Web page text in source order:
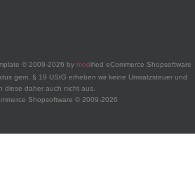
© 2009-2026 by modified eCommerce Shopsoftware
gem. § 19 UStG erheben wir keine Umsatzsteuer und
diese daher auch nicht aus.
Shopsoftware © 2009-2026